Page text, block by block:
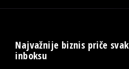
Najvažnije biznis priče
inboksu